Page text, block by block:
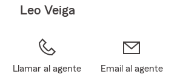
Leo Veiga
Llamar al agente Email al agente